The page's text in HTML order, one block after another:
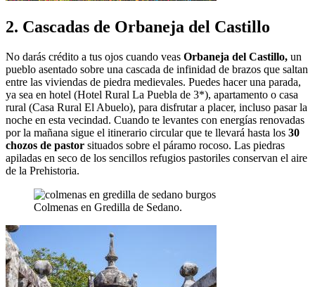
2. Cascadas de Orbaneja del Castillo
No darás crédito a tus ojos cuando veas Orbaneja del Castillo, un
pueblo asentado sobre una cascada de infinidad de brazos que saltan
entre las viviendas de piedra medievales. Puedes hacer una parada,
ya sea en hotel (Hotel Rural La Puebla de 3*), apartamento o casa
rural (Casa Rural El Abuelo), para disfrutar a placer, incluso pasar la
noche en esta vecindad. Cuando te levantes con energías renovadas
por la mañana sigue el itinerario circular que te llevará hasta los 30
chozos de pastor situados sobre el páramo rocoso. Las piedras
apiladas en seco de los sencillos refugios pastoriles conservan el aire
de la Prehistoria.
Colmenas en Gredilla de Sedano.